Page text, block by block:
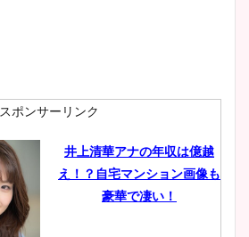
肉も凄い！
鈴木唯の太ってた時の体重が
ヤバすぎww原因や痩せたダ
スポンサーリンク
井上清華アナの年収は億越
え！？自宅マンション画像も
豪華で凄い！